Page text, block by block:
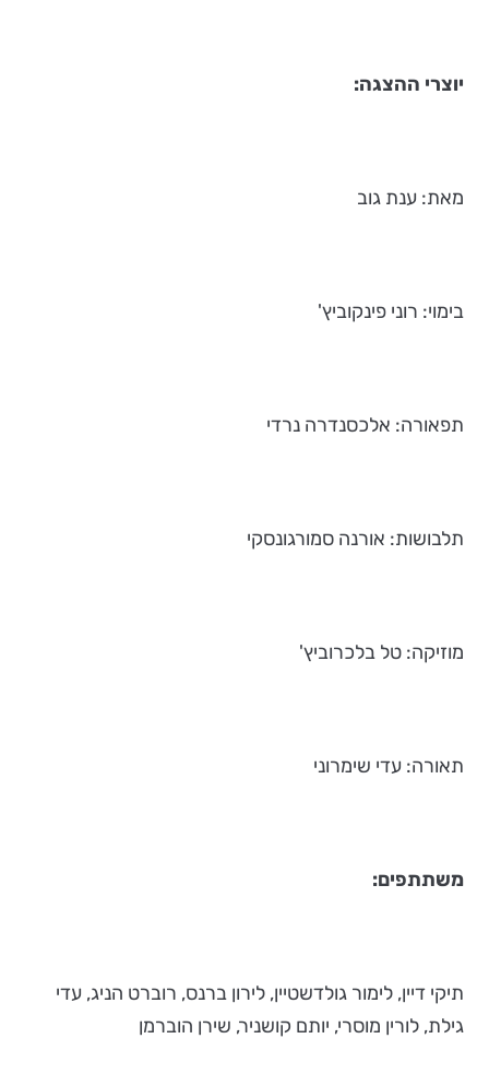
יוצרי ההצגה:
מאת: ענת גוב
בימוי: רוני פינקוביץ'
תפאורה: אלכסנדרה נרדי
תלבושות: אורנה סמורגונסקי
מוזיקה: טל בלכרוביץ'
תאורה: עדי שימרוני
משתתפים:
תיקי דיין, לימור גולדשטיין, לירון ברנס, רוברט הניג, עדי
גילת, לורין מוסרי, יותם קושניר, שירן הוברמן